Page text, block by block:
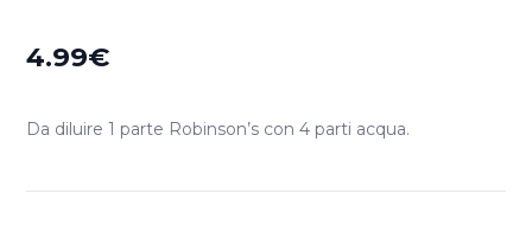
4.99€
Da diluire 1 parte Robinson’s con 4 parti acqua.